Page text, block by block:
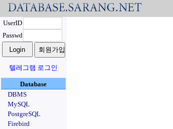
UserID
Passwd
텔레그램 로그인
Database
DBMS
MySQL
PostgreSQL
Firebird